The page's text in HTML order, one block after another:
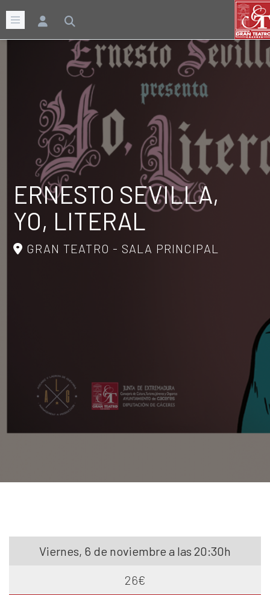
ERNESTO SEVILLA,
YO, LITERAL
GRAN TEATRO - SALA PRINCIPAL
Viernes, 6 de noviembre a las 20:30h
26€